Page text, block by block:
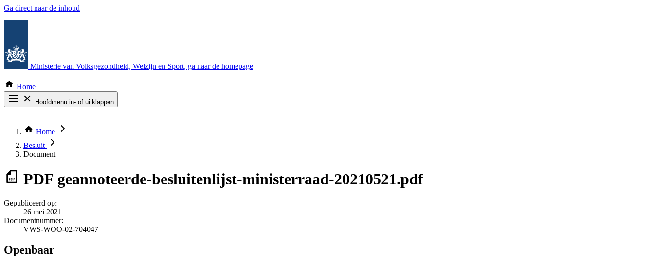
Ga direct naar de inhoud
Ministerie van Volksgezondheid, Welzijn en Sport, ga naar de homepage
Home
Hoofdmenu in- of uitklappen
Thema COVID-19
Bekijk per bestuursorgaan
Home
Besluit
Document
PDF geannoteerde-besluitenlijst-ministerraad-20210521.pdf
Gepubliceerd op:
26 mei 2021
Documentnummer:
VWS-WOO-02-704047
Openbaar